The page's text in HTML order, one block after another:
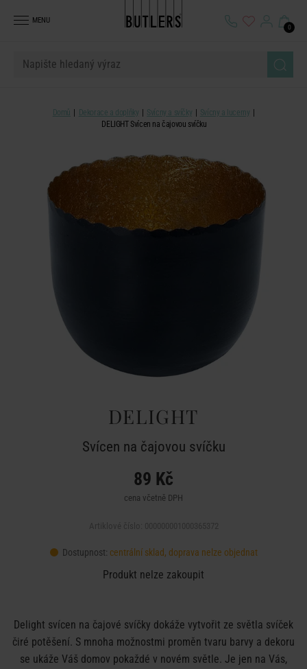
MENU
0
Domů Dekorace a doplňky Svícny a svíčky
Svícny a lucerny
DELIGHT Svícen na čajovou svíčku
DELIGHT
Svícen na čajovou svíčku
89 Kč
cena včetně DPH
Dostupnost: centrální sklad, doprava nelze objednat
Produkt nelze zakoupit
Delight svícen na čajové svíčky dokáže vytvořit ze světla svíček
čiré potěšení. S mnoha možnostmi proměn tvaru barvy a dekoru
se ukáže Váš domov pokaždé v novém světle. Je jen na Vás,